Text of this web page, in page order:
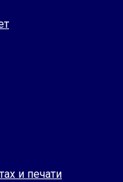
и печати